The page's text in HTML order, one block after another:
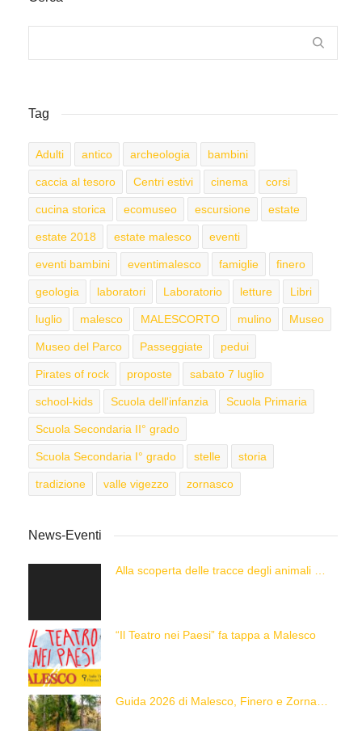
Tag
Adulti antico archeologia bambini
caccia al tesoro Centri estivi cinema corsi
cucina storica ecomuseo escursione estate
estate 2018 estate malesco eventi
eventi bambini eventimalesco famiglie finero
geologia laboratori Laboratorio letture Libri
luglio malesco MALESCORTO mulino Museo
Museo del Parco Passeggiate pedui
Pirates of rock proposte sabato 7 luglio
school-kids Scuola dell'infanzia Scuola Primaria
Scuola Secondaria II° grado
Scuola Secondaria I° grado stelle storia
tradizione valle vigezzo zornasco
News-Eventi
“Il Teatro nei Paesi” fa tappa a Malesco